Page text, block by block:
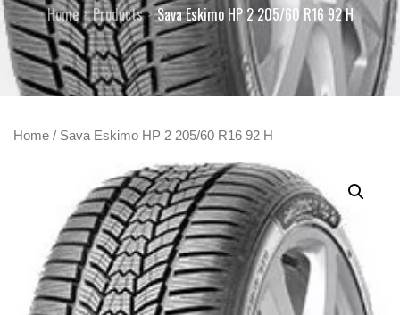
Home Products Sava Eskimo HP 2 205/60 R16 92 H
Home / Sava Eskimo HP 2 205/60 R16 92 H